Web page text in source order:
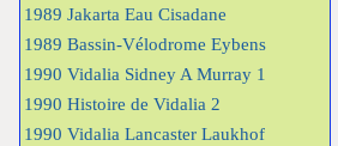
1989 Jakarta Eau Cisadane
1989 Bassin-Vélodrome Eybens
1990 Vidalia Sidney A Murray 1
1990 Histoire de Vidalia 2
1990 Vidalia Lancaster Laukhof